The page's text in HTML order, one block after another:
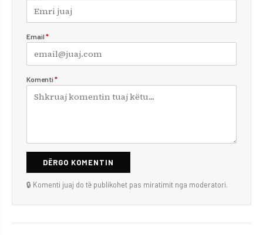
Email *
Komenti *
DËRGO KOMENTIN
🔒 Komenti juaj do të publikohet pas miratimit nga moderatori.